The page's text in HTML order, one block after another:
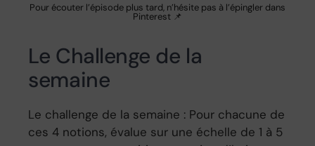
Pour écouter l’épisode plus tard, n’hésite pas à l’épingler dans
Pinterest 📌
Le Challenge de la
semaine
Le challenge de la semaine : Pour chacune de
ces 4 notions, évalue sur une échelle de 1 à 5